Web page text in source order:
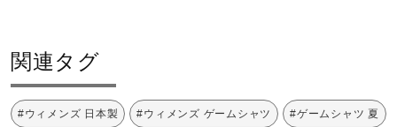
その他
サポート
材料：この商品には、リサイクルポリエステル繊維が50％
以上使用されています。
関連タグ
#ウィメンズ 日本製 #ウィメンズ ゲームシャツ #ゲームシャツ 夏